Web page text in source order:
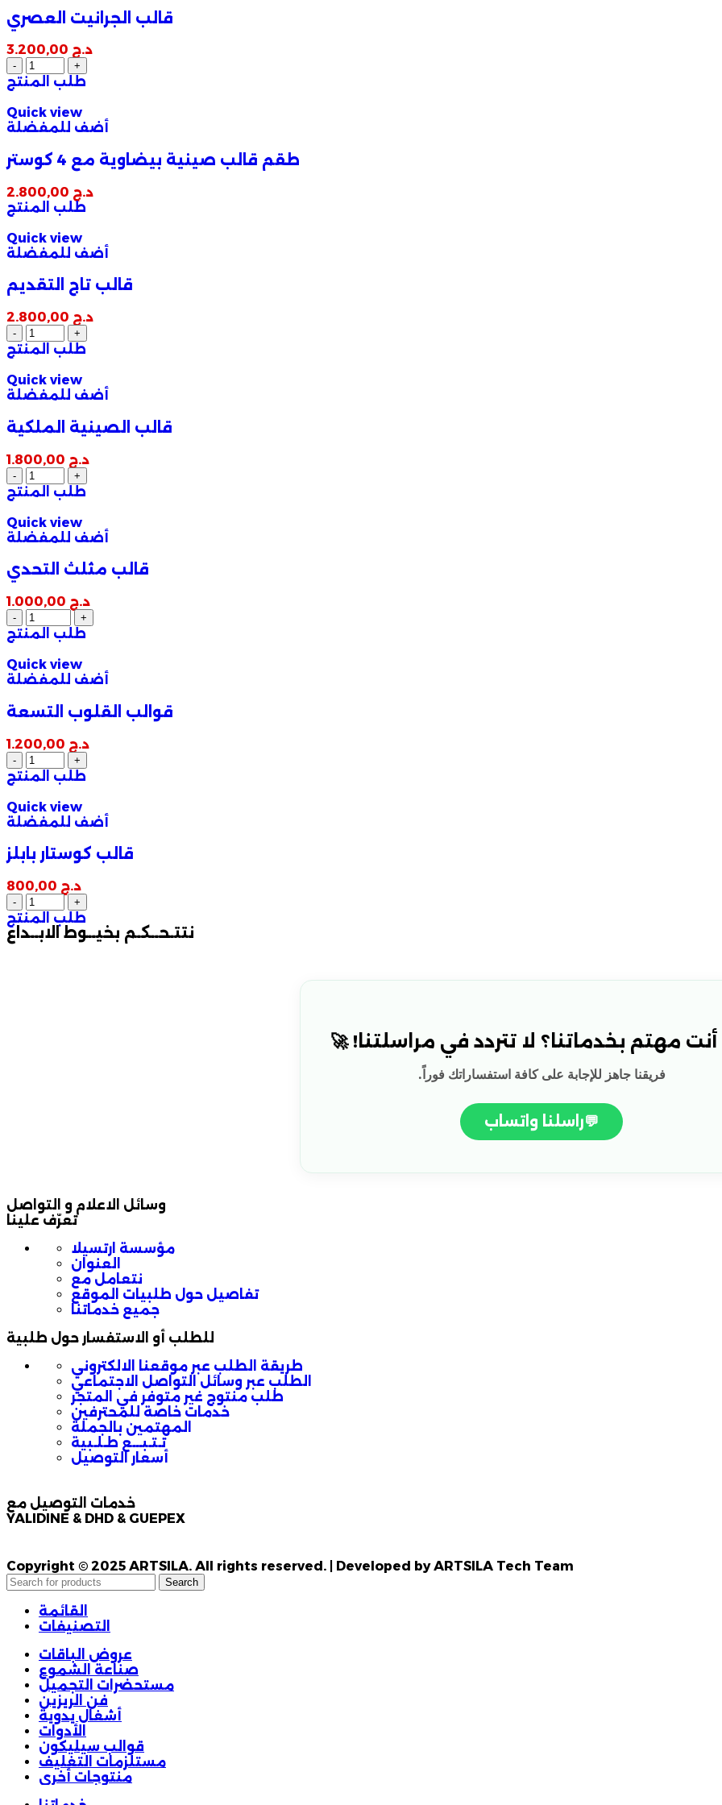
قالب الجرانيت العصري
د.ج
طلب المنتج
Quick view
أضف للمفضلة
طقم قالب صينية بيضاوية مع 4 كوستر
د.ج
طلب المنتج
Quick view
أضف للمفضلة
قالب تاج التقديم
د.ج
طلب المنتج
Quick view
أضف للمفضلة
قالب الصينية الملكية
د.ج
طلب المنتج
Quick view
أضف للمفضلة
قالب مثلث التحدي
د.ج
طلب المنتج
Quick view
أضف للمفضلة
قوالب القلوب التسعة
د.ج
طلب المنتج
Quick view
أضف للمفضلة
قالب كوستار بابلز
د.ج
طلب المنتج
نتتـحــكـم بخيــوط الابــداع
مهتم بخدماتنا؟ لا تتردد في مراسلتنا! 🚀
فريقنا جاهز للإجابة على كافة استفساراتك فوراً.
💬راسلنا واتساب
وسائل الاعلام و التواصل
تعرّف علينا
مؤسسة ارتسيلا
العنوان
نتعامل مع
تفاصيل حول طلبيات الموقع
جميع خدماتنا
للطلب أو الاستفسار حول طلبية
طريقة الطلب عبر موقعنا الالكتروني
الطلب عبر وسائل التواصل الاجتماعي
طلب منتوج غير متوفر في المتجر
خدمات خاصة للمحترفين
المهتمين بالجملة
تـتـبـــع طـلـبية
أسعار التوصيل
خدمات التوصيل مع
YALIDINE & DHD & GUEPEX
Copyright © 2025 ARTSILA. All rights reserved. | Developed by ARTSILA Tech Team
Search
القائمة
التصنيفات
عروض الباقات
صناعة الشموع
مستحضرات التجميل
فن الريزين
أشغال يدوية
الأدوات
قوالب سيليكون
مستلزمات التغليف
منتوجات أخرى